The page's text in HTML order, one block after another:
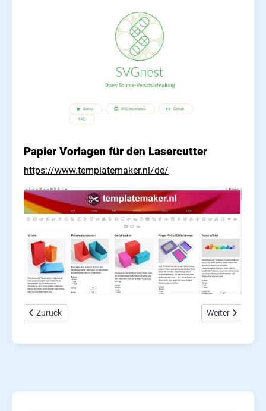
Papier Vorlagen für den Lasercutter
https://www.templatemaker.nl/de/
Vorheriger Beitrag: Schriften für Lasercutter und CNC Fräse
Zurück Nächster
Weiter